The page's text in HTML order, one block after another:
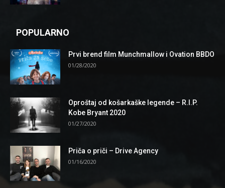
POPULARNO
Prvi brend film Munchmallow i Ovation BBDO
01/28/2020
Oproštaj od košarkaške legende – R.I.P.
Kobe Bryant 2020
01/27/2020
Priča o priči – Drive Agency
01/16/2020